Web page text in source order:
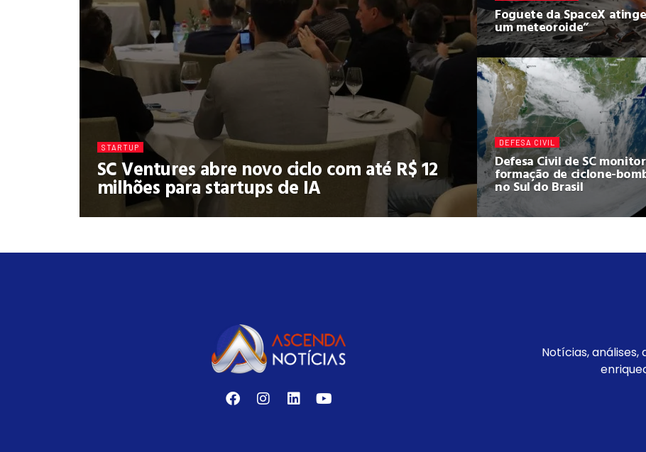
STARTUP
SC Ventures abre novo ciclo com até R$ 12
milhões para startups de IA
Foguete da SpaceX
um meteoroide”
DEFESA CIVIL
Defesa Civil de SC
formação de ciclone-
no Sul do Brasil
Notícias,